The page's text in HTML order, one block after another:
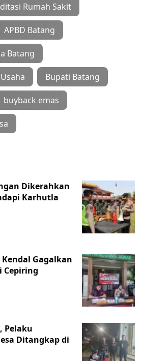
Rumah Sakit
APBD Batang
Batang
Bupati Batang
buyback emas
Dikerahkan
Karhutla
Gagalkan
Cepiring
Pelaku
Ditangkap di